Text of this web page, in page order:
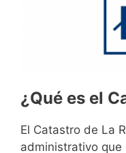
¿Qué es el
El Catastro de La
administrativo